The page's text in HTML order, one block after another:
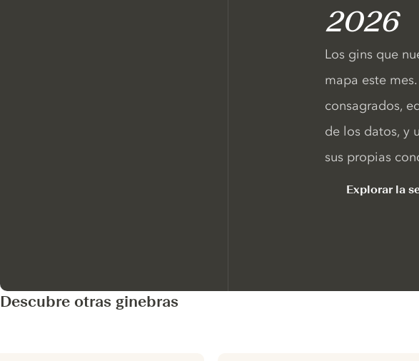
2026
Los gins que
mapa este
consagrados,
de los datos, y
sus propias
Explorar la
Descubre otras ginebras